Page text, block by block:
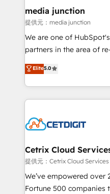
Mexico, USA, and
hundred successful operations. Our
rooted in RevOps
training, planning, and
inbound marketing
understanding, nurturing,
competitive market.
media junction
提供元：media junction
We are one of
partners in the area of
design & development.
implementations for
companies. We are woman-owned, powered by
coffee, and we ❤️ dogs. We produce award-winning
Impact Award 🏆2022
Award 🏆2020 Elite
Integrations HubSpot
Marketing Enablement
2018 Website Design
Elite5.0
Cetrix Cloud
提供元：Cetrix Cloud
We’ve empowered
Fortune 500 companies